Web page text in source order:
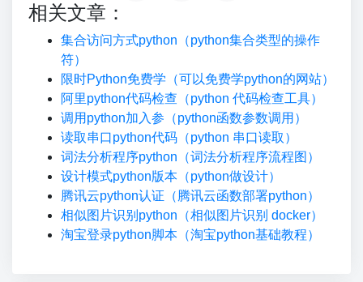
相关文章：
集合访问方式python（python集合类型的操作
符）
限时Python免费学（可以免费学python的网站）
阿里python代码检查（python 代码检查工具）
调用python加入参（python函数参数调用）
读取串口python代码（python 串口读取）
词法分析程序python（词法分析程序流程图）
设计模式python版本（python做设计）
腾讯云python认证（腾讯云函数部署python）
相似图片识别python（相似图片识别 docker）
淘宝登录python脚本（淘宝python基础教程）